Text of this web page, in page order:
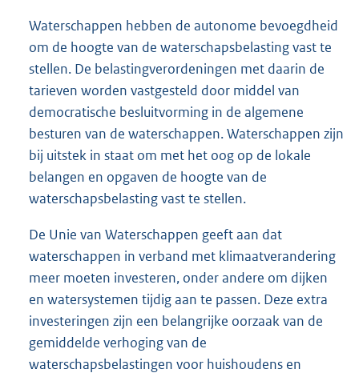
Waterschappen hebben de autonome bevoegdheid
om de hoogte van de waterschapsbelasting vast te
stellen. De belastingverordeningen met daarin de
tarieven worden vastgesteld door middel van
democratische besluitvorming in de algemene
besturen van de waterschappen. Waterschappen zijn
bij uitstek in staat om met het oog op de lokale
belangen en opgaven de hoogte van de
waterschapsbelasting vast te stellen.
De Unie van Waterschappen geeft aan dat
waterschappen in verband met klimaatverandering
meer moeten investeren, onder andere om dijken
en watersystemen tijdig aan te passen. Deze extra
investeringen zijn een belangrijke oorzaak van de
gemiddelde verhoging van de
waterschapsbelastingen voor huishoudens en